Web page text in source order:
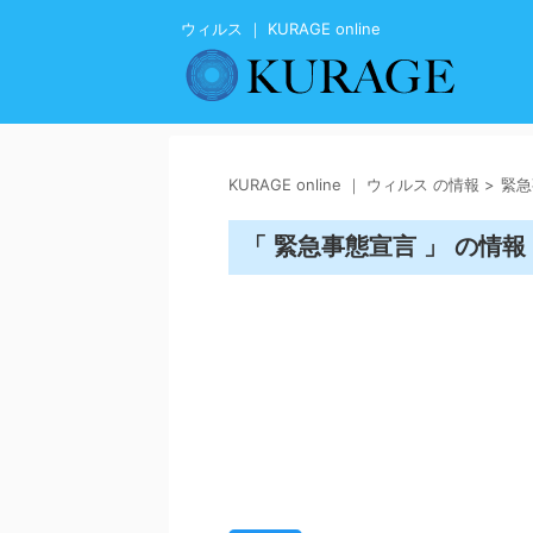
ウィルス ｜ KURAGE online
KURAGE online ｜ ウィルス の情報 > 緊
「 緊急事態宣言 」 の情報